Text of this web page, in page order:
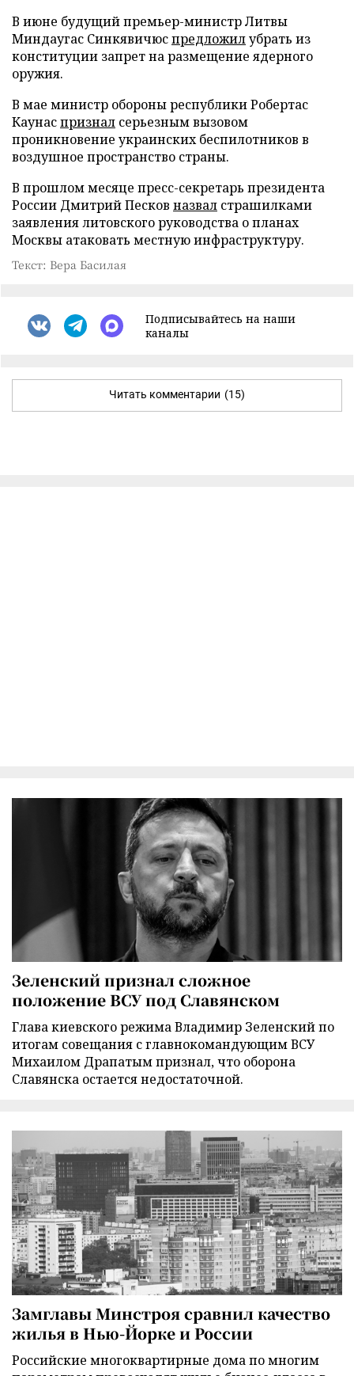
В июне будущий премьер-министр Литвы
Миндаугас Синкявичюспредложилубрать из
конституции запрет на размещение ядерного
оружия.
В мае министр обороны республики Робертас
Каунаспризнал серьезным вызовом
проникновение украинских беспилотников в
воздушное пространство страны.
В прошлом месяце пресс-секретарь президента
России Дмитрий Песков назвал страшилками
заявления литовского руководства о планах
Москвы атаковать местную инфраструктуру.
Текст: Вера Басилая
Подписывайтесь на наши
каналы
Читать комментарии (15)
Зеленский признал сложное
положение ВСУ под Славянском
Глава киевского режима Владимир Зеленский по
итогам совещания с главнокомандующим ВСУ
Михаилом Драпатым признал, что оборона
Славянска остается недостаточной.
Замглавы Минстроя сравнил качество
жилья в Нью-Йорке и России
Российские многоквартирные дома по многим